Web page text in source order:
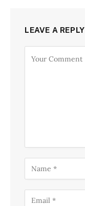
LEAVE A REPLY